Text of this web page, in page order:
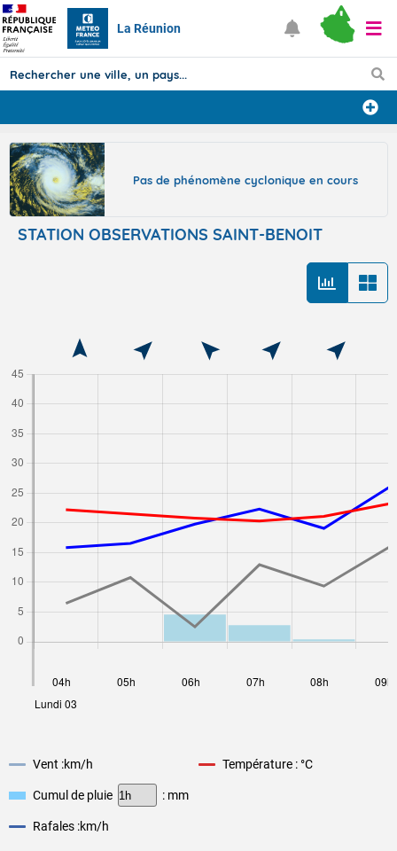
La Réunion
Prévisions
TOUS LES RÉSULTATS
Articles
Pas de phénomène cyclonique en cours
STATION OBSERVATIONS SAINT-BENOIT
Vent :km/h Température : °C
Cumul de pluie : mm
Rafales :km/h